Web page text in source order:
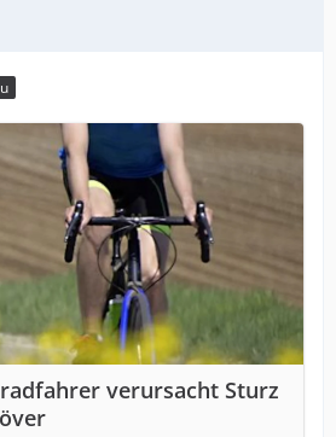
verursacht Sturz